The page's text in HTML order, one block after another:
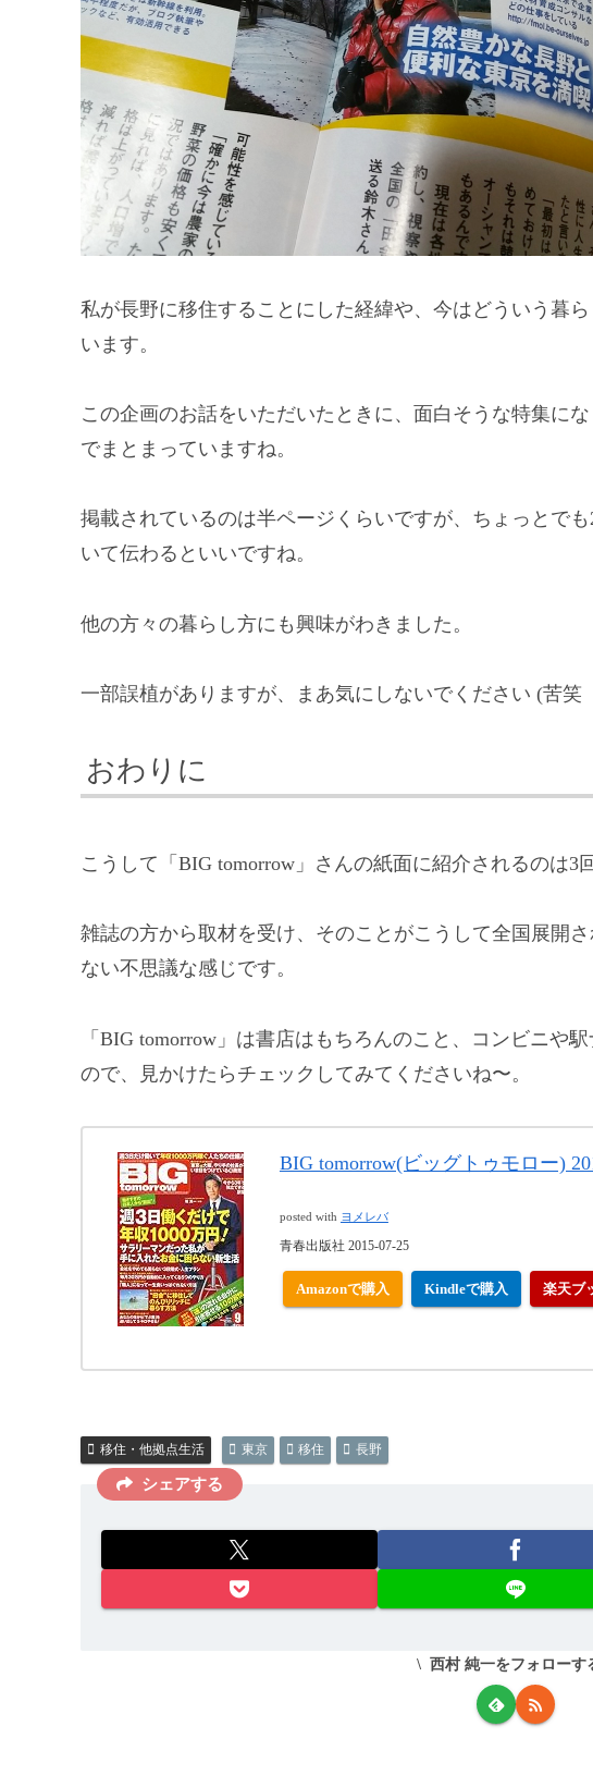
私が長野に移住することにした経緯や、今はどういう暮
います。
この企画のお話をいただいたときに、面白そうな特集に
でまとまっていますね。
掲載されているのは半ページくらいですが、ちょっとで
いて伝わるといいですね。
他の方々の暮らし方にも興味がわきました。
一部誤植がありますが、まあ気にしないでください (苦笑
おわりに
こうして「BIG tomorrow」さんの紙面に紹介されるのは3
雑誌の方から取材を受け、そのことがこうして全国展開
ない不思議な感じです。
「BIG tomorrow」は書店はもちろんのこと、コンビニや
ので、見かけたらチェックしてみてくださいね〜。
BIG tomorrow(ビッグトゥモロー)
posted with ヨメレバ
青春出版社 2015-07-25
Amazonで購入 Kindleで購入 楽天ブ
移住・他拠点生活 東京 移住 長野
シェアする
西村 純一をフォローす